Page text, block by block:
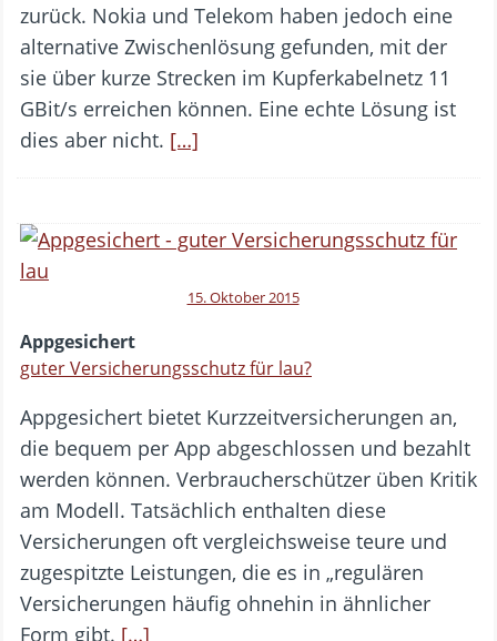
zurück. Nokia und Telekom haben jedoch eine
alternative Zwischenlösung gefunden, mit der
sie über kurze Strecken im Kupferkabelnetz 11
GBit/s erreichen können. Eine echte Lösung ist
dies aber nicht. […]
15. Oktober 2015
Appgesichert
guter Versicherungsschutz für lau?
Appgesichert bietet Kurzzeitversicherungen an,
die bequem per App abgeschlossen und bezahlt
werden können. Verbraucherschützer üben Kritik
am Modell. Tatsächlich enthalten diese
Versicherungen oft vergleichsweise teure und
zugespitzte Leistungen, die es in „regulären
Versicherungen häufig ohnehin in ähnlicher
Form gibt. […]